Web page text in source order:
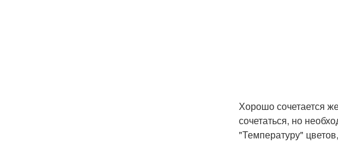
Хорошо сочетается
сочетаться, но
"Температуру"